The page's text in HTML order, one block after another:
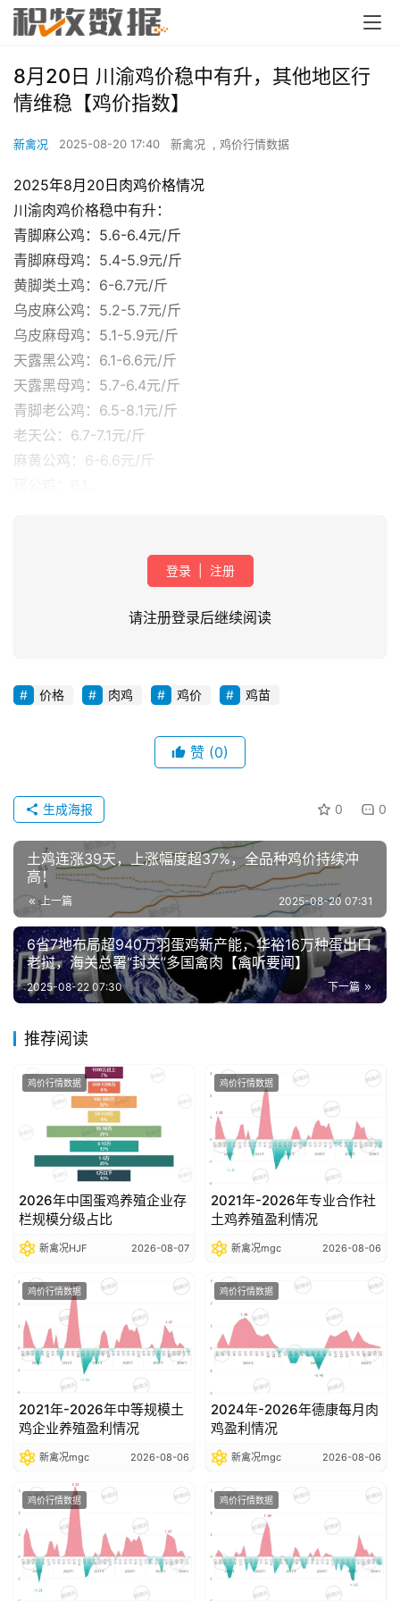
分
析
数
据
表
日
8月20日 川渝鸡价稳中有升，其他地区行
情维稳【鸡价指数】
新禽况 2025-08-20 17:40 新禽况 , 鸡价行情数据
2025年8月20日肉鸡价格情况
川渝肉鸡价格稳中有升：
青脚麻公鸡：5.6-6.4元/斤
青脚麻母鸡：5.4-5.9元/斤
黄脚类土鸡：6-6.7元/斤
乌皮麻公鸡：5.2-5.7元/斤
乌皮麻母鸡：5.1-5.9元/斤
天露黑公鸡：6.1-6.6元/斤
天露黑母鸡：5.7-6.4元/斤
青脚老公鸡：6.5-8.1元/斤
老天公：6.7-7.1元/斤
麻黄公鸡：6-6.6元/斤
登录 注册
请注册登录后继续阅读
价格 肉鸡 鸡价 鸡苗
赞 (0)
0 0
生成海报
土鸡连涨39天，上涨幅度超37%，全品种鸡价持续冲
高！
上一篇 2025-08-20 07:31
6省7地布局超940万羽蛋鸡新产能，华裕16万种蛋出口
老挝，海关总署“封关”多国禽肉【禽听要闻】
下一篇
2025-08-22 07:30
推荐阅读
鸡价行情数据
2026年中国蛋鸡养殖企业存
栏规模分级占比
新禽况HJF 2026-08-07
鸡价行情数据
2021年-2026年专业合作社
土鸡养殖盈利情况
新禽况mgc 2026-08-06
鸡价行情数据
2021年-2026年中等规模土
鸡企业养殖盈利情况
新禽况mgc 2026-08-06
鸡价行情数据
2024年-2026年德康每月肉
鸡盈利情况
新禽况mgc 2026-08-06
鸡价行情数据 鸡价行情数据